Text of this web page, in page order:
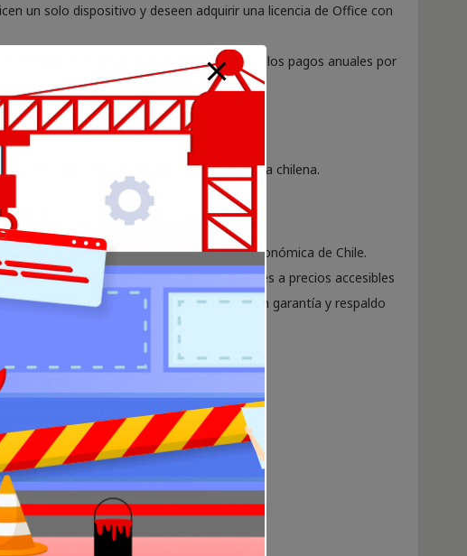
un solo dispositivo y deseen adquirir una licencia de Office con
interesada en ahorrar a largo plazo evitando los pagos anuales por
programa.
correo tras realizar el pago. Damos factura chilena.
de licencias y códigos de activación más económica de Chile.
productos originales a nuestros clientes a precios accesibles
Todos nuestros productos cuentan con garantía y respaldo
Plus 1 dispositivo en Chile
Professional Plus en Chile
Professional Plus en Chile
Professional Plus en Chile
2021 Professional Plus en Chile
Office 2021 Professional Plus en Chile
Office 2021 Professional Plus en Chile